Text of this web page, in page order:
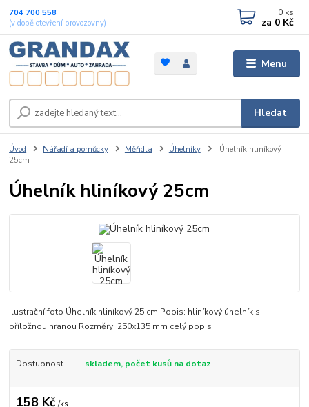
Menu
Hledat
704 700 558
(v době otevření provozovny)
0 ks
za 0 Kč
Úvod Nářadí a pomůcky Měřidla Úhelníky
Úhelník hliníkový
25cm
Úhelník hliníkový 25cm
ilustrační foto Úhelník hliníkový 25 cm Popis: hliníkový úhelník s
příložnou hranou Rozměry: 250x135 mm celý popis
Dostupnost skladem, počet kusů na dotaz
158 Kč /ks